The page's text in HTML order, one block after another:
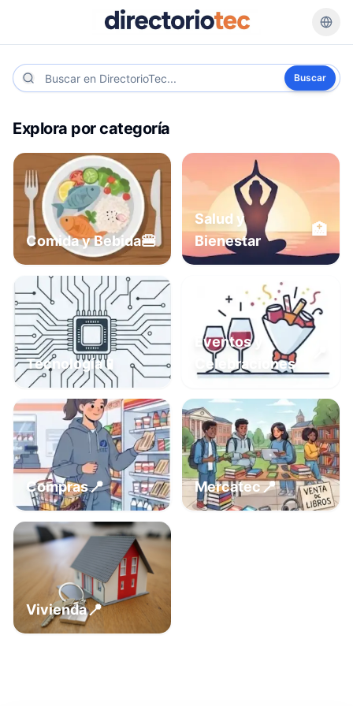
Buscar
Explora por categoría
Comida y Bebida🍔
Salud y
Bienestar
🏥
Tecnología📱
Eventos y
Celebraciones
Compras📍 Mercatec📍
Vivienda📍